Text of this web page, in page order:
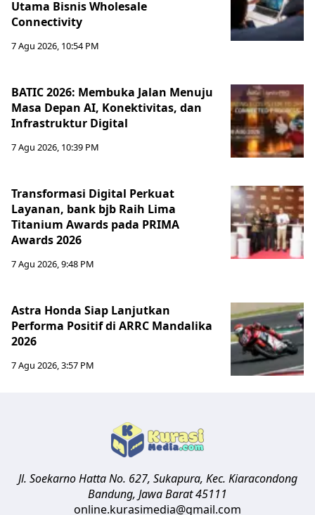
Utama Bisnis Wholesale
Connectivity
7 Agu 2026, 10:54 PM
BATIC 2026: Membuka Jalan Menuju
Masa Depan AI, Konektivitas, dan
Infrastruktur Digital
7 Agu 2026, 10:39 PM
Transformasi Digital Perkuat
Layanan, bank bjb Raih Lima
Titanium Awards pada PRIMA
Awards 2026
7 Agu 2026, 9:48 PM
Astra Honda Siap Lanjutkan
Performa Positif di ARRC Mandalika
2026
7 Agu 2026, 3:57 PM
Jl. Soekarno Hatta No. 627, Sukapura, Kec. Kiaracondong
Bandung, Jawa Barat45111
online.kurasimedia@gmail.com